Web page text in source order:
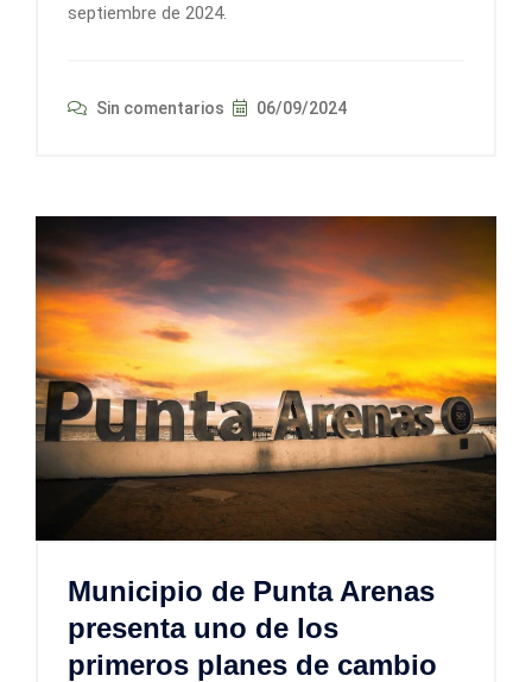
septiembre de 2024.
Sin comentarios 06/09/2024
Municipio de Punta Arenas
presenta uno de los
primeros planes de cambio